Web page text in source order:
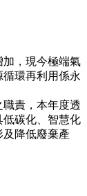
，現今極端氣
環再利用係永
責，本年度透
碳化、智慧化
降低廢棄產